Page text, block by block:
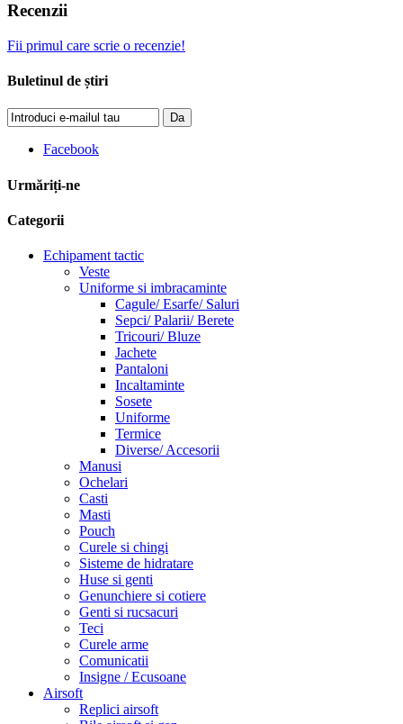
Recenzii
Fii primul care scrie o recenzie!
Buletinul de știri
Da
Facebook
Urmăriți-ne
Categorii
Echipament tactic
Veste
Uniforme si imbracaminte
Cagule/ Esarfe/ Saluri
Sepci/ Palarii/ Berete
Tricouri/ Bluze
Jachete
Pantaloni
Incaltaminte
Sosete
Uniforme
Termice
Diverse/ Accesorii
Manusi
Ochelari
Casti
Masti
Pouch
Curele si chingi
Sisteme de hidratare
Huse si genti
Genunchiere si cotiere
Genti si rucsacuri
Teci
Curele arme
Comunicatii
Insigne / Ecusoane
Airsoft
Replici airsoft